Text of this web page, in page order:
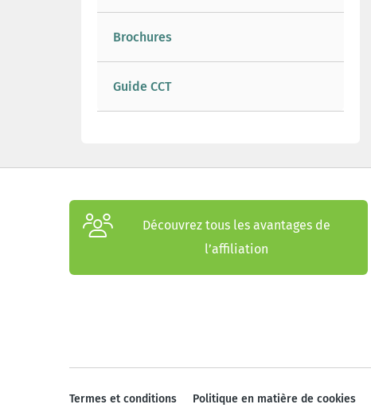
Brochures
Guide CCT
Découvrez tous les avantages de
l’affiliation
Termes et conditions Politique en matière de cookies